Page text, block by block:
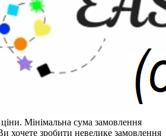
Мінімальна сума замовлення
хочете зробити невелике замовлення